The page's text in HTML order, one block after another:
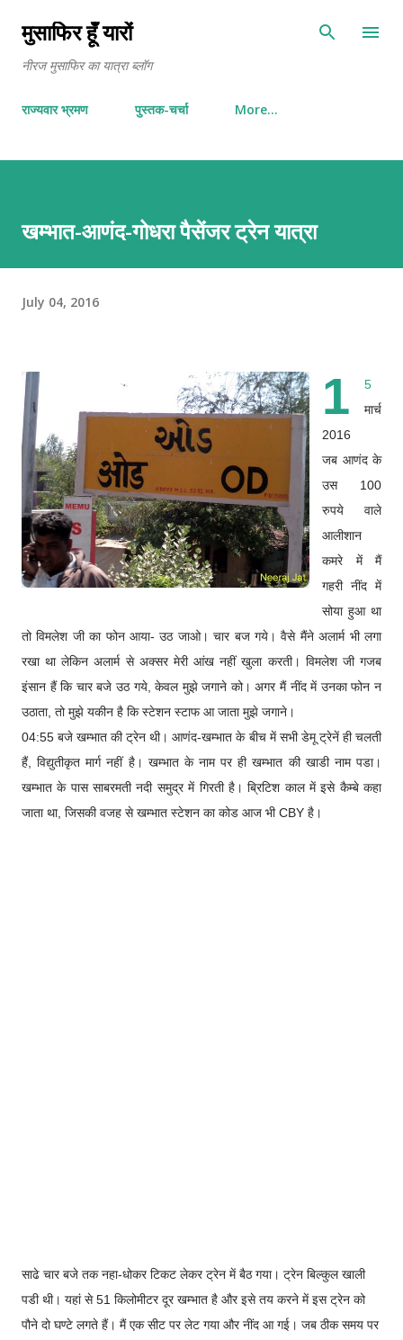
मुसाफिर हूँ यारों
नीरज मुसाफिर का यात्रा ब्लॉग
राज्यवार भ्रमण पुस्तक-चर्चा More…
खम्भात-आणंद-गोधरा पैसेंजर ट्रेन यात्रा
July 04, 2016
1
5
मार्च
2016
जब आणंद के
उस 100
रुपये वाले
आलीशान
कमरे में मैं
गहरी नींद में
सोया हुआ था
तो विमलेश जी का फोन आया- उठ जाओ। चार बज गये। वैसे मैंने अलार्म भी लगा
रखा था लेकिन अलार्म से अक्सर मेरी आंख नहीं खुला करती। विमलेश जी गजब
इंसान हैं कि चार बजे उठ गये, केवल मुझे जगाने को। अगर मैं नींद में उनका फोन न
उठाता, तो मुझे यकीन है कि स्टेशन स्टाफ आ जाता मुझे जगाने।
04:55 बजे खम्भात की ट्रेन थी। आणंद-खम्भात के बीच में सभी डेमू ट्रेनें ही चलती
हैं, विद्युतीकृत मार्ग नहीं है। खम्भात के नाम पर ही खम्भात की खाडी नाम पडा।
खम्भात के पास साबरमती नदी समुद्र में गिरती है। ब्रिटिश काल में इसे कैम्बे कहा
जाता था, जिसकी वजह से खम्भात स्टेशन का कोड आज भी CBY है।
साढे चार बजे तक नहा-धोकर टिकट लेकर ट्रेन में बैठ गया। ट्रेन बिल्कुल खाली
पडी थी। यहां से 51 किलोमीटर दूर खम्भात है और इसे तय करने में इस ट्रेन को
पौने दो घण्टे लगते हैं। मैं एक सीट पर लेट गया और नींद आ गई। जब ठीक समय पर